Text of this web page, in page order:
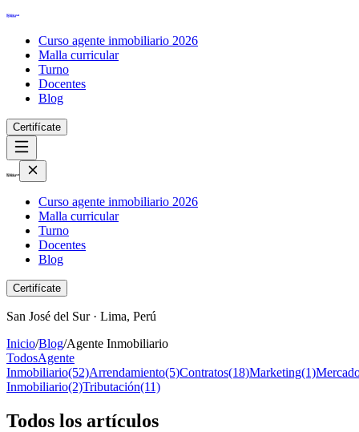
Curso agente inmobiliario 2026
Malla curricular
Turno
Docentes
Blog
Certifícate
Curso agente inmobiliario 2026
Malla curricular
Turno
Docentes
Blog
Certifícate
San José del Sur · Lima, Perú
Inicio/Blog/Agente Inmobiliario
TodosAgente
Inmobiliario(52)Arrendamiento(5)Contratos(18)Marketing(1)
Inmobiliario(2)Tributación(11)
Todos los artículos